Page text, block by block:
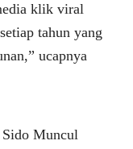
klik viral
tahun yang
ucapnya
Muncul